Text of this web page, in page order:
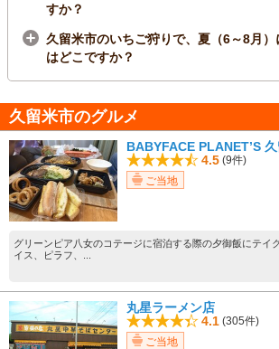
すか？
久留米市のいちご狩りで、夏（6～8月
はどこですか？
久留米市のグルメ
BABYFACE PLANET’S
4.5 (9件)
ご当地
グリーンピア八女のコテージに宿泊する際の夕御飯にテイ
イス、ピラフ、...
丸星ラーメン店
4.1 (305件)
ご当地